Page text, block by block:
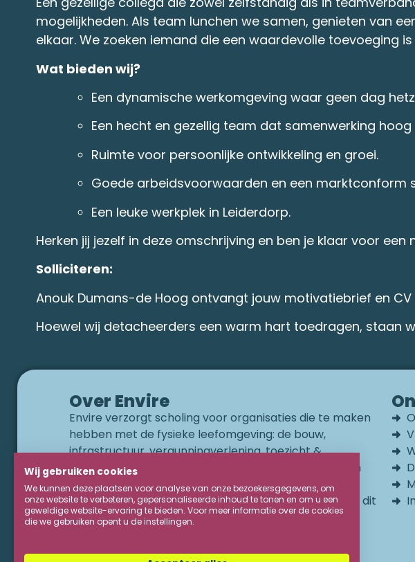
mogelijkheden. Als team lunchen we samen, genieten van
elkaar. We zoeken iemand die een waardevolle toevoeging
Wat bieden wij?
Een dynamische werkomgeving waar geen dag
Een hecht en gezellig team dat samenwerking
Ruimte voor persoonlijke ontwikkeling en groei.
Goede arbeidsvoorwaarden en een marktconform
Een leuke werkplek in Leiderdorp.
Herken jij jezelf in deze omschrijving en ben je klaar voor
Solliciteren:
Anouk Dumans-de Hoog ontvangt jouw motivatiebrief en CV
Hoewel wij detacheerders een warm hart toedragen, staan
Over Envire
Envire verzorgt scholing voor organisaties die te maken
hebben met de fysieke leefomgeving: de bouw,
infrastructuur, vergunningverlening, toezicht &
handhaving (VTH), milieu, natuur, cultureel erfgoed en
duurzaamheid. Envire brengt sinds 2021 lesstof en
wetgeving op een stimulerende manier tot leven. Dat dit
aanspreekt is zeker: in onze eerste jaar hebben wij al
werken.
Wij gebruiken cookies
We kunnen deze plaatsen voor analyse van onze bezoekersgegevens, om
onze website te verbeteren, gepersonaliseerde inhoud te tonen en om u een
geweldige website-ervaring te bieden. Voor meer informatie over de cookies
die we gebruiken opent u de instellingen.